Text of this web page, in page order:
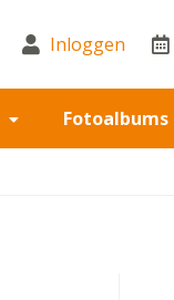
Inloggen
Fotoalbums